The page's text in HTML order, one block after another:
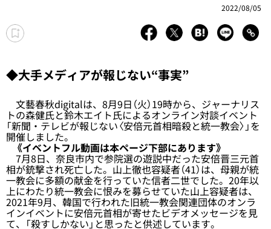
2022/08/05
◆大手メディアが報じない“事実”
文藝春秋digitalは、8月9日（火）19時から、ジャーナリス
トの森健氏と鈴木エイト氏によるオンライン対談イベント
「新聞・テレビが報じない〈安倍元首相暗殺と統一教会〉」を
開催しました。
《イベントフル動画は本ページ下部にあります》
7月8日、奈良市内で参院選の遊説中だった安倍晋三元首
相が銃撃され死亡した。山上徹也容疑者（41）は、母親が統
一教会に多額の献金を行っていた信者二世でした。20年以
上にわたり統一教会に恨みを募らせていた山上容疑者は、
2021年9月、韓国で行われた旧統一教会関連団体のオンラ
インイベントに安倍元首相が寄せたビデオメッセージを見
て、「殺すしかない」と思ったと供述しています。